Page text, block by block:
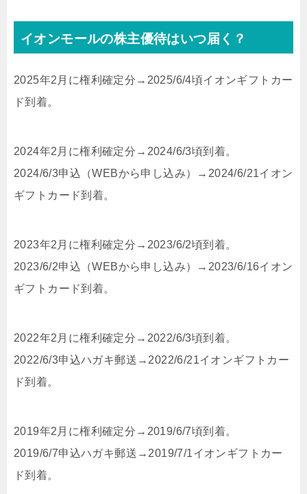
イオンモールの株主優待はいつ届く？
2025年2月に権利確定分→2025/6/4頃イオンギフトカー
ド到着。
2024年2月に権利確定分→2024/6/3頃到着。
2024/6/3申込（WEBから申し込み）→2024/6/21イオン
ギフトカード到着。
2023年2月に権利確定分→2023/6/2頃到着。
2023/6/2申込（WEBから申し込み）→2023/6/16イオン
ギフトカード到着。
2022年2月に権利確定分→2022/6/3頃到着。
2022/6/3申込ハガキ郵送→2022/6/21イオンギフトカー
ド到着。
2019年2月に権利確定分→2019/6/7頃到着。
2019/6/7申込ハガキ郵送→2019/7/1イオンギフトカー
ド到着。